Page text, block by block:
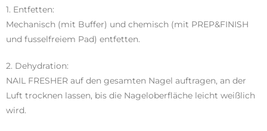
1. Entfetten:
Mechanisch (mit Buffer) und chemisch (mit PREP&FINISH
und fusselfreiem Pad) entfetten.
2. Dehydration:
NAIL FRESHER auf den gesamten Nagel auftragen, an der
Luft trocknen lassen, bis die Nageloberfläche leicht weißlich
wird.